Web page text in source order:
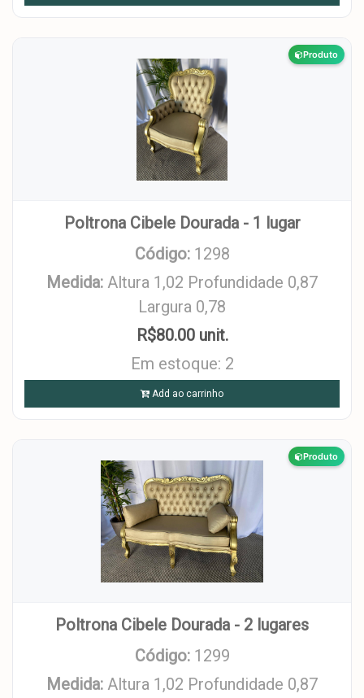
Produto
Poltrona Cibele Dourada - 1 lugar
Código: 1298
Medida: Altura 1,02 Profundidade 0,87
Largura 0,78
R$80.00 unit.
Em estoque: 2
Add ao carrinho
Produto
Poltrona Cibele Dourada - 2 lugares
Código: 1299
Medida: Altura 1,02 Profundidade 0,87